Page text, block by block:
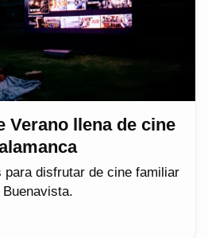
Verano llena de cine
para disfrutar de cine familiar